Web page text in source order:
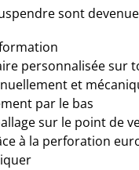
sont
personnalisée sur
et
par le bas
sur le point de
à la perforation